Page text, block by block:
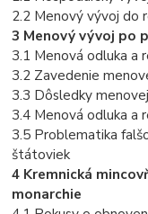
2.2 Menový vývoj do
3 Menový vývoj po
3.1 Menová odluka a
3.2 Zavedenie
3.3 Dôsledky
3.4 Menová odluka a
3.5 Problematika
štátoviek
4 Kremnická
monarchie